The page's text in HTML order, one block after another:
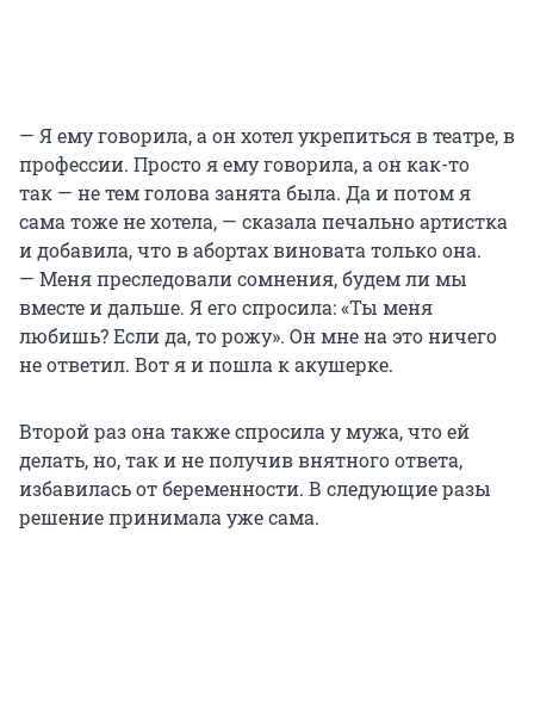
— Я ему говорила, а он хотел укрепиться в театре, в
профессии. Просто я ему говорила, а он как-то
так — не тем голова занята была. Да и потом я
сама тоже не хотела, — сказала печально артистка
и добавила, что в абортах виновата только она.
— Меня преследовали сомнения, будем ли мы
вместе и дальше. Я его спросила: «Ты меня
любишь? Если да, то рожу». Он мне на это ничего
не ответил. Вот я и пошла к акушерке.
Второй раз она также спросила у мужа, что ей
делать, но, так и не получив внятного ответа,
избавилась от беременности. В следующие разы
решение принимала уже сама.